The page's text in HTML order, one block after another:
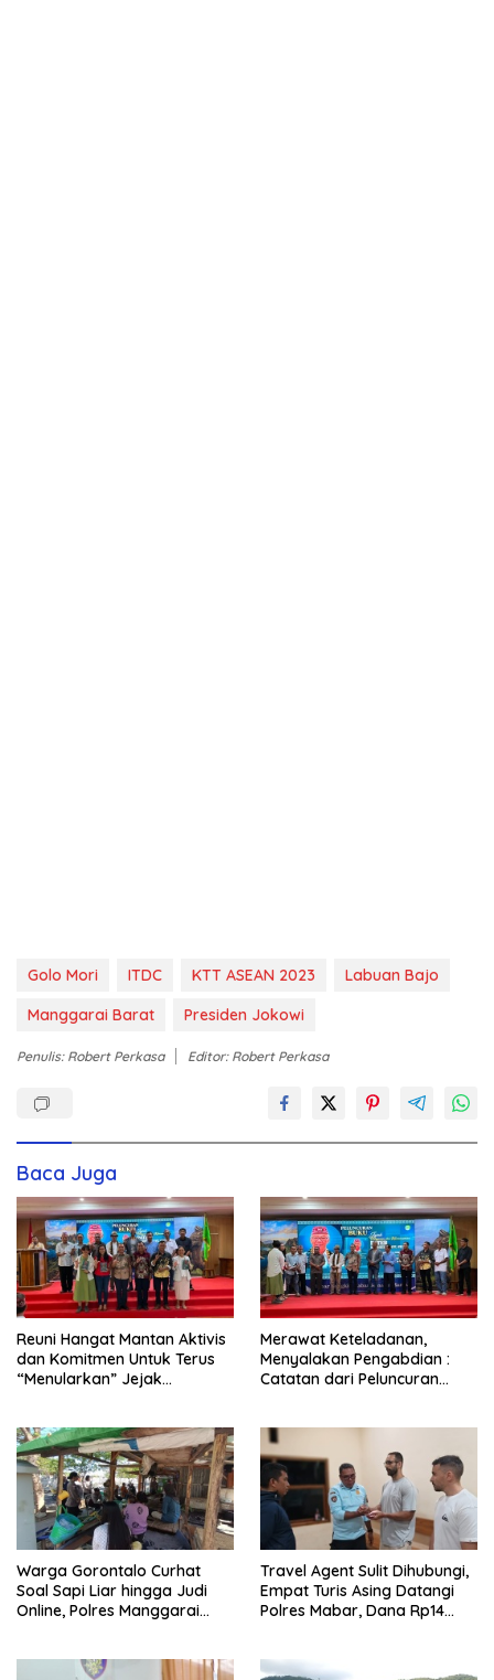
Golo Mori ITDC KTT ASEAN 2023
Labuan Bajo
Manggarai Barat
Presiden Jokowi
Penulis: Robert Perkasa Editor: Robert Perkasa
Baca Juga
Reuni Hangat Mantan Aktivis
dan Komitmen Untuk Terus
“Menularkan” Jejak
Merawat Keteladanan,
Menyalakan Pengabdian :
Catatan dari Peluncuran
Warga Gorontalo Curhat
Soal Sapi Liar hingga Judi
Online, Polres Manggarai
Travel Agent Sulit Dihubungi,
Empat Turis Asing Datangi
Polres Mabar, Dana Rp14